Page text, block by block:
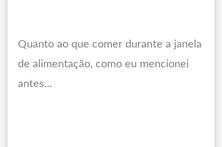
Quanto ao que comer durante a janela
de alimentação, como eu mencionei
antes…